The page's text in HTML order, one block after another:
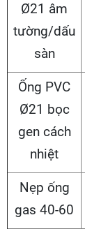
Ø21 âm
tường/dấu
sàn
Ống PVC
Ø21 bọc
gen cách
nhiệt
Nẹp ống
gas 40-60